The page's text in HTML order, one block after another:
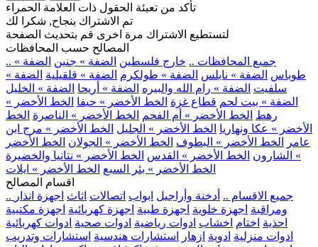
تأكد من تعبئة الحقول ذات العلامة الحمراء
تم الاشتراك بنجاح, شكرا لك
لتستطيع الاشتراك مرة اخرى قم بتحديث الصفحة
المصالح حسب المحافظات
.. جميع المحافظات .. خارج فلسطين الضفة » جنين الضفة »
طوباس الضفة » نابلس الضفة » طولكرم الضفة » قلقيلية الضفة »
سلفيت الضفة » رام الله والبيره الضفة » أريحا الضفة » الخليل
الضفة » بيت لحم قطاع غزة الخط الأخضر » حيفا الخط الأخضر »
رهط الخط الأخضر » أم الفحم الخط الأخضر » الناصرة الخط
الأخضر » عكا ونهاريا الخط الأخضر » الجليل الخط الأخضر » مرج ابن
عامر
الخط الأخضر » البطوف الخط الأخضر » الجولان الخط الأخضر
» الشارون الخط الأخضر » القدس الخط الأخضر » نتانيا والخضيرة
الخط الأخضر » بئر السبع الخط الأخضر » ايلات
اقسام المصالح
.. جميع الاقسام .. أدخنة وأراجيل ابواب اتصالات اثاث اجهزة انذار
ومراقبة اجهزة خلوية اجهزة طبية اجهزة كهربائية اجهزة مكتبية
احذية اختام اخشاب ادوات رياضية ادوات صحية ادوات كهربائية
ادوات منزلية ادوية ازهار استشارات هندسية استشارات وتدريب